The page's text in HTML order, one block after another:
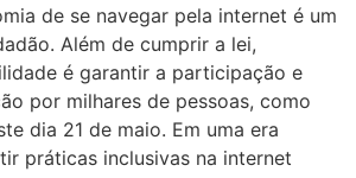
de se navegar pela internet é um
Além de cumprir a lei,
é garantir a participação e
por milhares de pessoas, como
dia 21 de maio. Em uma era
práticas inclusivas na internet